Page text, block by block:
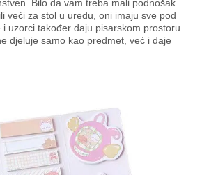
Bilo da vam treba mali podnošak
veći za stol u uredu, oni imaju sve pod
uzorci također daju pisarskom prostoru
djeluje samo kao predmet, već i daje